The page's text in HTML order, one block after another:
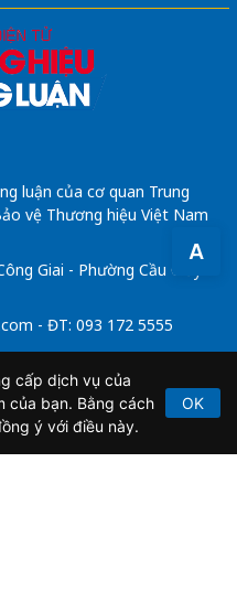
A
luận của cơ quan Trung
vệ Thương hiệu Việt Nam
Giai - Phường Cầu Giấy -
- ĐT: 093 172 5555
số 64/GP-BTTTT do Bộ
21/2/2020.
cấp dịch vụ của
của bạn. Bằng cách
ý với điều này.
OK